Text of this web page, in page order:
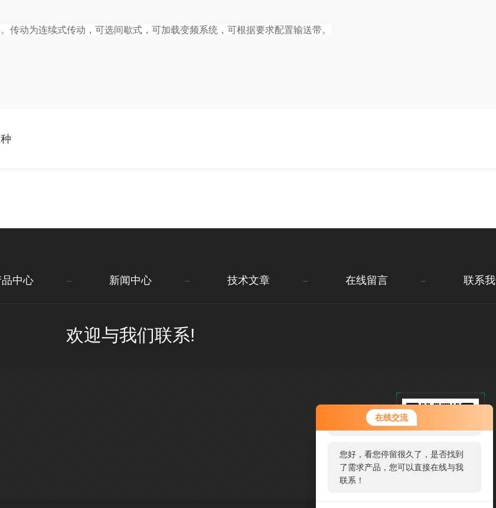
在线交流
您好！欢迎前来咨询，很高兴为您
服务，请问您要咨询什么问题呢？
您好，看您停留很久了，是否找到
了需求产品，您可以直接在线与我
联系！
。传动为连续式传动，可选间歇式，可加载变频系统，可根据要求配置输送带。
品中心 新闻中心 技术文章 在线留言 联系
欢迎与我们联系!